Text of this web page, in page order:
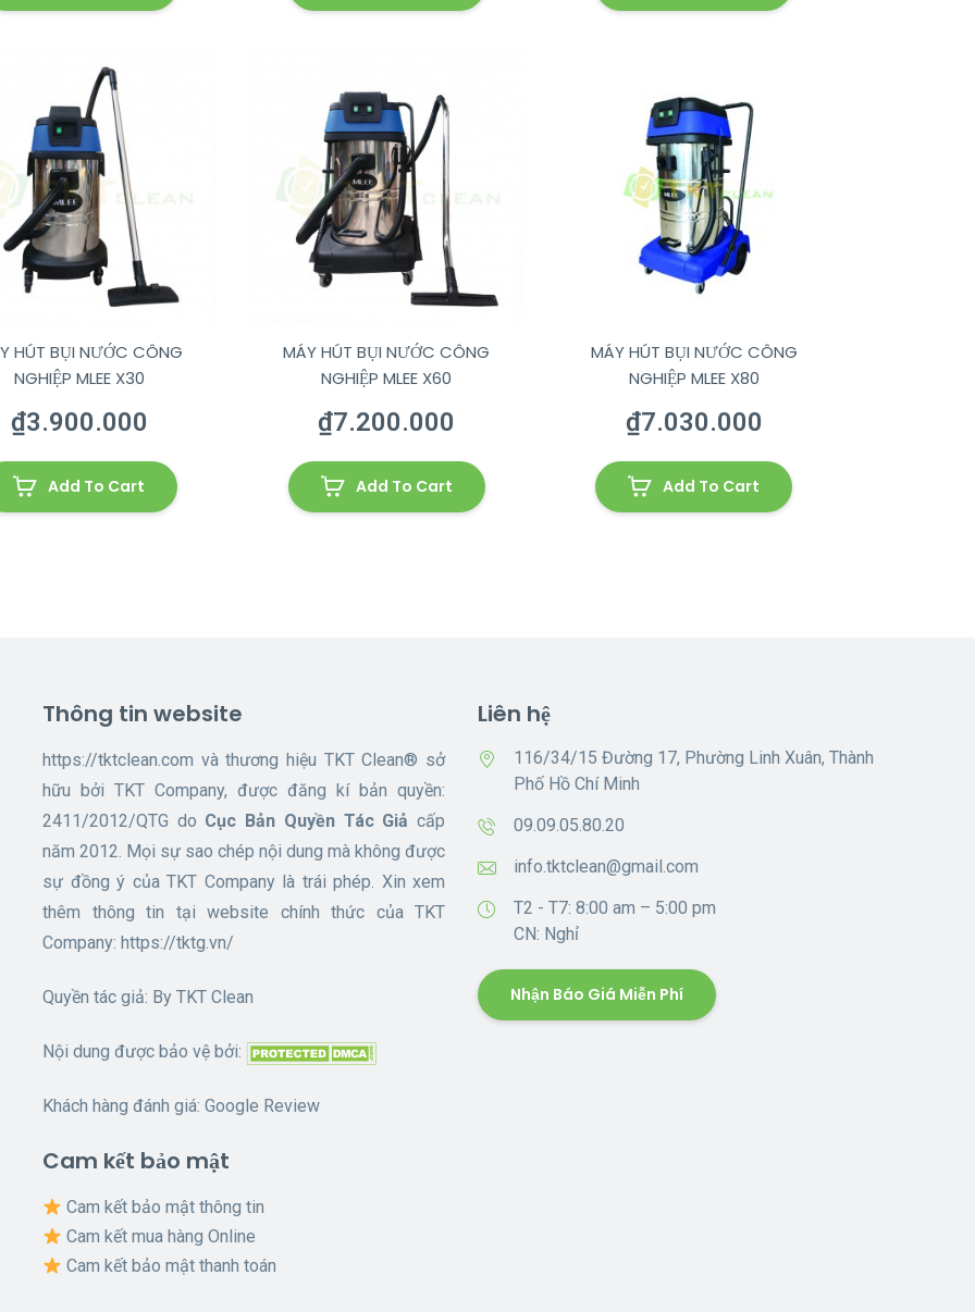
HÚT BỤI NƯỚC CÔNG
NGHIỆP MLEE X30
₫3.900.000
Add To Cart
MÁY HÚT BỤI NƯỚC CÔNG
NGHIỆP MLEE X60
₫7.200.000
Add To Cart
MÁY HÚT BỤI NƯỚC CÔNG
NGHIỆP MLEE X80
₫7.030.000
Add To Cart
Thông tin website
https://tktclean.com và thương hiệu TKT Clean® sở
hữu bởi TKT Company, được đăng kí bản quyền:
2411/2012/QTG do Cục Bản Quyền Tác Giả cấp
năm 2012. Mọi sự sao chép nội dung mà không được
sự đồng ý của TKT Company là trái phép. Xin xem
thêm thông tin tại website chính thức của TKT
Company: https://tktg.vn/
Quyền tác giả: By TKT Clean
Nội dung được bảo vệ bởi:
Khách hàng đánh giá: Google Review
Cam kết bảo mật
Cam kết bảo mật thông tin
Cam kết mua hàng Online
Cam kết bảo mật thanh toán
Liên hệ
116/34/15 Đường 17, Phường Linh Xuân, Thành
Phố Hồ Chí Minh
09.09.05.80.20
info.tktclean@gmail.com
T2 - T7: 8:00 am – 5:00 pm
CN: Nghỉ
Nhận Báo Giá Miễn Phí